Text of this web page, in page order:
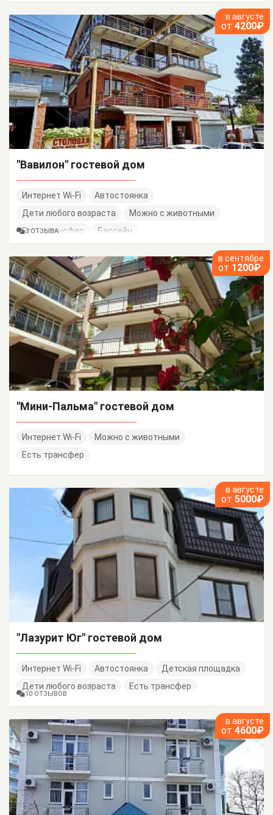
в августе
от 4200₽
"Вавилон" гостевой дом
Интернет Wi-Fi
Автостоянка
Дети любого возраста
Можно с животными
Есть трансфер
Бассейн
3 ОТЗЫВА
в сентябре
от 1200₽
"Мини-Пальма" гостевой дом
Интернет Wi-Fi
Можно с животными
Есть трансфер
в августе
от 5000₽
"Лазурит Юг" гостевой дом
Интернет Wi-Fi Автостоянка
Детская площадка
Дети любого возраста
Есть трансфер
10 ОТЗЫВОВ
в августе
от 4600₽